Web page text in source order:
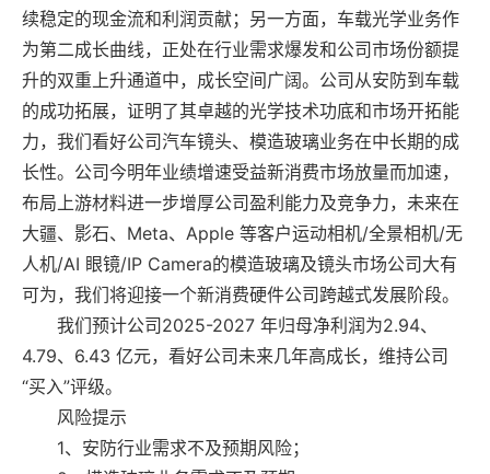
续稳定的现金流和利润贡献；另一方面，车载光学业务作
为第二成长曲线，正处在行业需求爆发和公司市场份额提
升的双重上升通道中，成长空间广阔。公司从安防到车载
的成功拓展，证明了其卓越的光学技术功底和市场开拓能
力，我们看好公司汽车镜头、模造玻璃业务在中长期的成
长性。公司今明年业绩增速受益新消费市场放量而加速，
布局上游材料进一步增厚公司盈利能力及竞争力，未来在
大疆、影石、Meta、Apple 等客户运动相机/全景相机/无
人机/AI 眼镜/IP Camera的模造玻璃及镜头市场公司大有
可为，我们将迎接一个新消费硬件公司跨越式发展阶段。
我们预计公司2025-2027 年归母净利润为2.94、
4.79、6.43 亿元，看好公司未来几年高成长，维持公司
“买入”评级。
风险提示
1、安防行业需求不及预期风险；